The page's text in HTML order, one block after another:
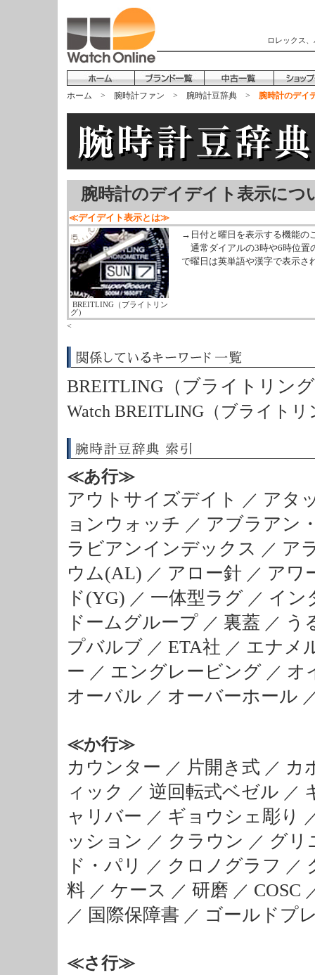
ロレックス
ホーム > 腕時計ファン > 腕時計豆辞典 > 腕時計のデイ
腕時計のデイデイト表示につ
≪デイデイト表示とは≫
→日付と曜日を表示する機能の
通常ダイアルの3時や6時位置
で曜日は英単語や漢字で表示さ
BREITLING（ブライトリン
グ）
<
BREITLING（ブライトリン
Watch BREITLING（ブライトリ
≪あ行≫
アウトサイズデイト ／ アタ
ョンウォッチ ／ アブラアン
ラビアンインデックス ／ ア
ウム(AL) ／ アロー針 ／ アワ
ド(YG) ／ 一体型ラグ ／ イン
ドームグループ ／ 裏蓋 ／ う
プバルブ ／ ETA社 ／ エナメ
ー ／ エングレービング ／ オ
オーバル ／ オーバーホール
≪か行≫
カウンター ／ 片開き式 ／ カ
ィック
／ 逆回転式ベゼル ／
ャリバー ／ ギョウシェ彫り
ッション ／ クラウン ／ グリ
ド・パリ
／ クロノグラフ ／
料 ／ ケース ／ 研磨 ／ COSC
／ 国際保障書 ／ ゴールドプ
≪さ行≫